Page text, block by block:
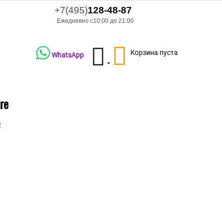
+7(495)128-48-87
Ежедневно с10:00 до 21:00
Корзина пуста
WhatsApp